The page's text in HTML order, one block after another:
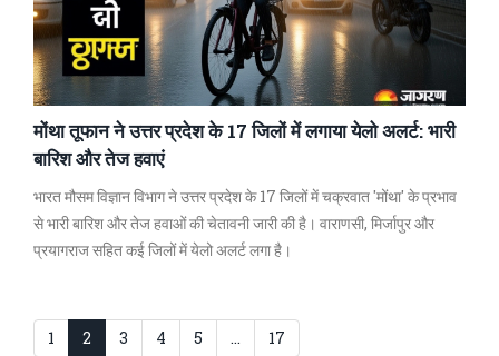
मोंथा तूफान ने उत्तर प्रदेश के 17 जिलों में लगाया येलो अलर्ट: भारी
बारिश और तेज हवाएं
भारत मौसम विज्ञान विभाग ने उत्तर प्रदेश के 17 जिलों में चक्रवात 'मोंथा' के प्रभाव
से भारी बारिश और तेज हवाओं की चेतावनी जारी की है। वाराणसी, मिर्जापुर और
प्रयागराज सहित कई जिलों में येलो अलर्ट लगा है।
1 2 3 4 5 … 17